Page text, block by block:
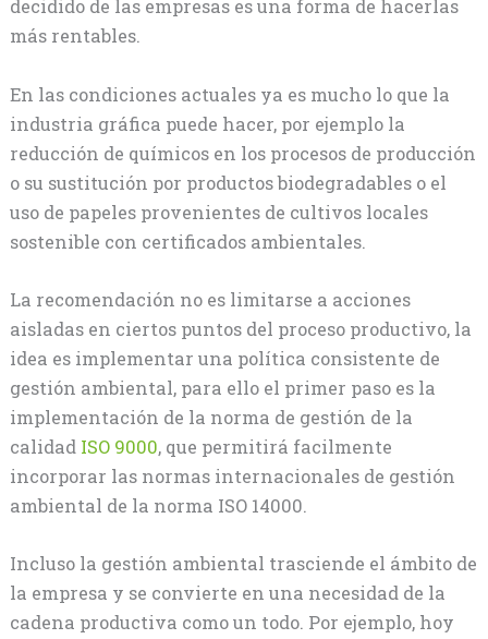
decidido de las empresas es una forma de hacerlas
más rentables.
En las condiciones actuales ya es mucho lo que la
industria gráfica puede hacer, por ejemplo la
reducción de químicos en los procesos de producción
o su sustitución por productos biodegradables o el
uso de papeles provenientes de cultivos locales
sostenible con certificados ambientales.
La recomendación no es limitarse a acciones
aisladas en ciertos puntos del proceso productivo, la
idea es implementar una política consistente de
gestión ambiental, para ello el primer paso es la
implementación de la norma de gestión de la
calidad ISO 9000, que permitirá facilmente
incorporar las normas internacionales de gestión
ambiental de la norma ISO 14000.
Incluso la gestión ambiental trasciende el ámbito de
la empresa y se convierte en una necesidad de la
cadena productiva como un todo. Por ejemplo, hoy